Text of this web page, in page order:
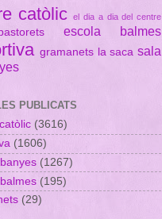
catòlic el dia a dia del centre
escola balmes
gramanets la saca sala
PUBLICATS
(3616)
(1606)
(1267)
(195)
(29)